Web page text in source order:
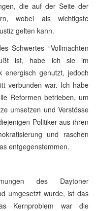
die auf der Seite der
wobei als wichtigste
gelten kann.
Schwertes “Vollmachten
ist, habe ich sie im
energisch genutzt, jedoch
verbunden war. Ich habe
Reformen betrieben, um
umsetzen und Verstösse
Politiker aus ihren
und raschen
entgegenstemmen.
des Daytoner
umgesetzt wurde, ist das
Kernproblem war die